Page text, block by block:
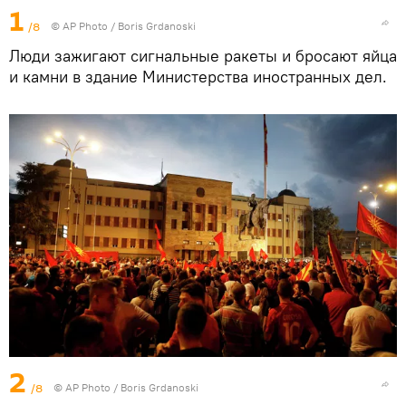
1 /8 © AP Photo / Boris Grdanoski
Люди зажигают сигнальные ракеты и бросают яйца
и камни в здание Министерства иностранных дел.
2 /8 © AP Photo / Boris Grdanoski